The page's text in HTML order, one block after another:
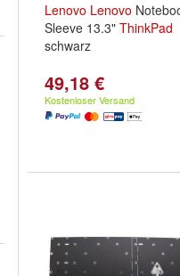
Lenovo Lenovo
Sleeve 13.3" ThinkPad
schwarz
49,18 €
Kostenloser Versand